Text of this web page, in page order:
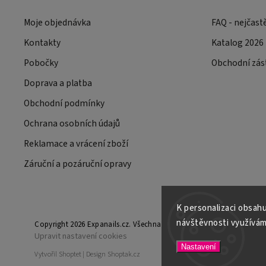
K personalizaci
návštěvnosti
Nastavení
Moje objednávka
Kontakty
Pobočky
Doprava a platba
Obchodní podmínky
Ochrana osobních údajů
Reklamace a vrácení zboží
Záruční a pozáruční opravy
FAQ -
Katalog 2026
Obchodní
Copyright 2026 Expanails.cz. Všechna práva vyhrazena.
Upravit nastavení cookies
Vytvořil Shoptet | Design Shoptak.cz